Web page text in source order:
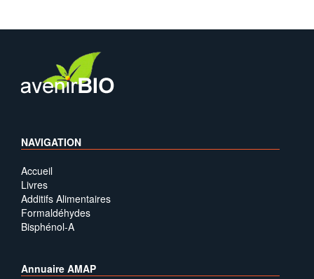
NAVIGATION
Accueil
Livres
Additifs Alimentaires
Formaldéhydes
Bisphénol-A
Annuaire AMAP